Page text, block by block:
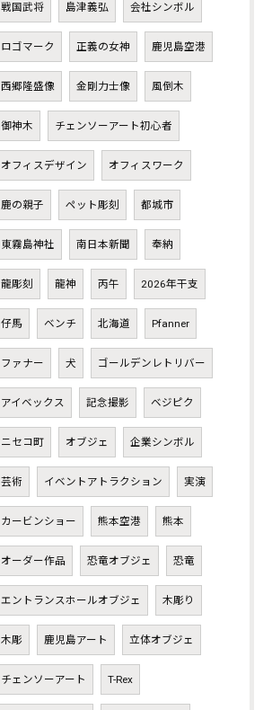
戦国武将 島津義弘 会社シンボル
ロゴマーク 正義の女神 鹿児島空港
西郷隆盛像 金剛力士像 風倒木
御神木 チェンソーアート初心者
オフィスデザイン オフィスワーク
鹿の親子 ペット彫刻 都城市
東霧島神社 南日本新聞 奉納
龍彫刻 龍神 丙午 2026年干支
仔馬 ベンチ 北海道 Pfanner
ファナー 犬 ゴールデンレトリバー
アイベックス 記念撮影 ベジピク
ニセコ町 オブジェ 企業シンボル
芸術 イベントアトラクション 実演
カービンショー 熊本空港 熊本
オーダー作品 恐竜オブジェ 恐竜
エントランスホールオブジェ 木彫り
木彫 鹿児島アート 立体オブジェ
チェンソーアート T-Rex